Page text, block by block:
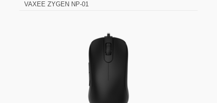
VAXEE ZYGEN NP-01